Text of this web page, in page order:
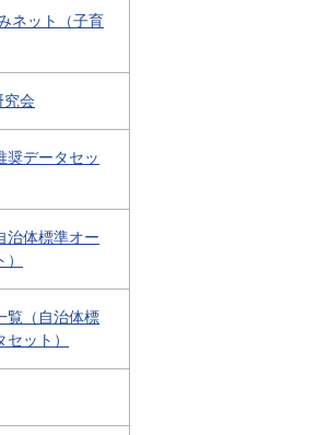
ネット（子育
究会
奨データセッ
治体標準オー
覧（自治体標
ット）